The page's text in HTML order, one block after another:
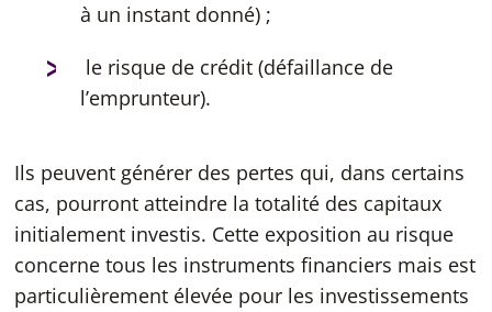
à un instant donné) ;
le risque de crédit (défaillance de
l’emprunteur).
Ils peuvent générer des pertes qui, dans certains
cas, pourront atteindre la totalité des capitaux
initialement investis. Cette exposition au risque
concerne tous les instruments financiers mais est
particulièrement élevée pour les investissements